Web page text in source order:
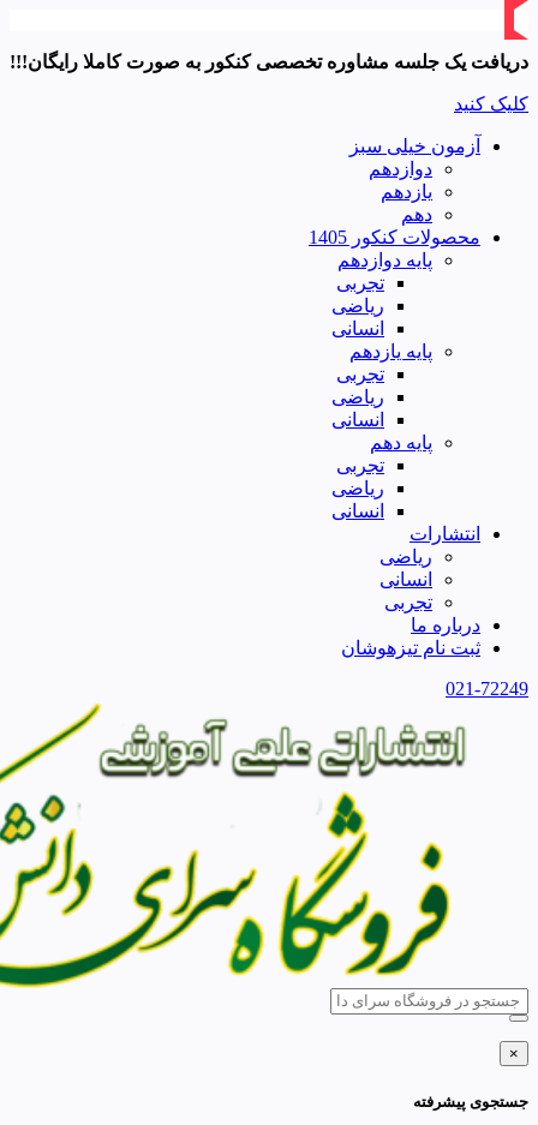
دریافت یک جلسه مشاوره تخصصی کنکور به صورت کاملا رایگان!!!
کلیک کنید
آزمون خیلی سبز
دوازدهم
یازدهم
دهم
محصولات کنکور 1405
پایه دوازدهم
تجربی
ریاضی
انسانی
پایه یازدهم
تجربی
ریاضی
انسانی
پایه دهم
تجربی
ریاضی
انسانی
انتشارات
ریاضی
انسانی
تجربی
درباره ما
ثبت نام تیزهوشان
021-72249
×
جستجوی پیشرفته